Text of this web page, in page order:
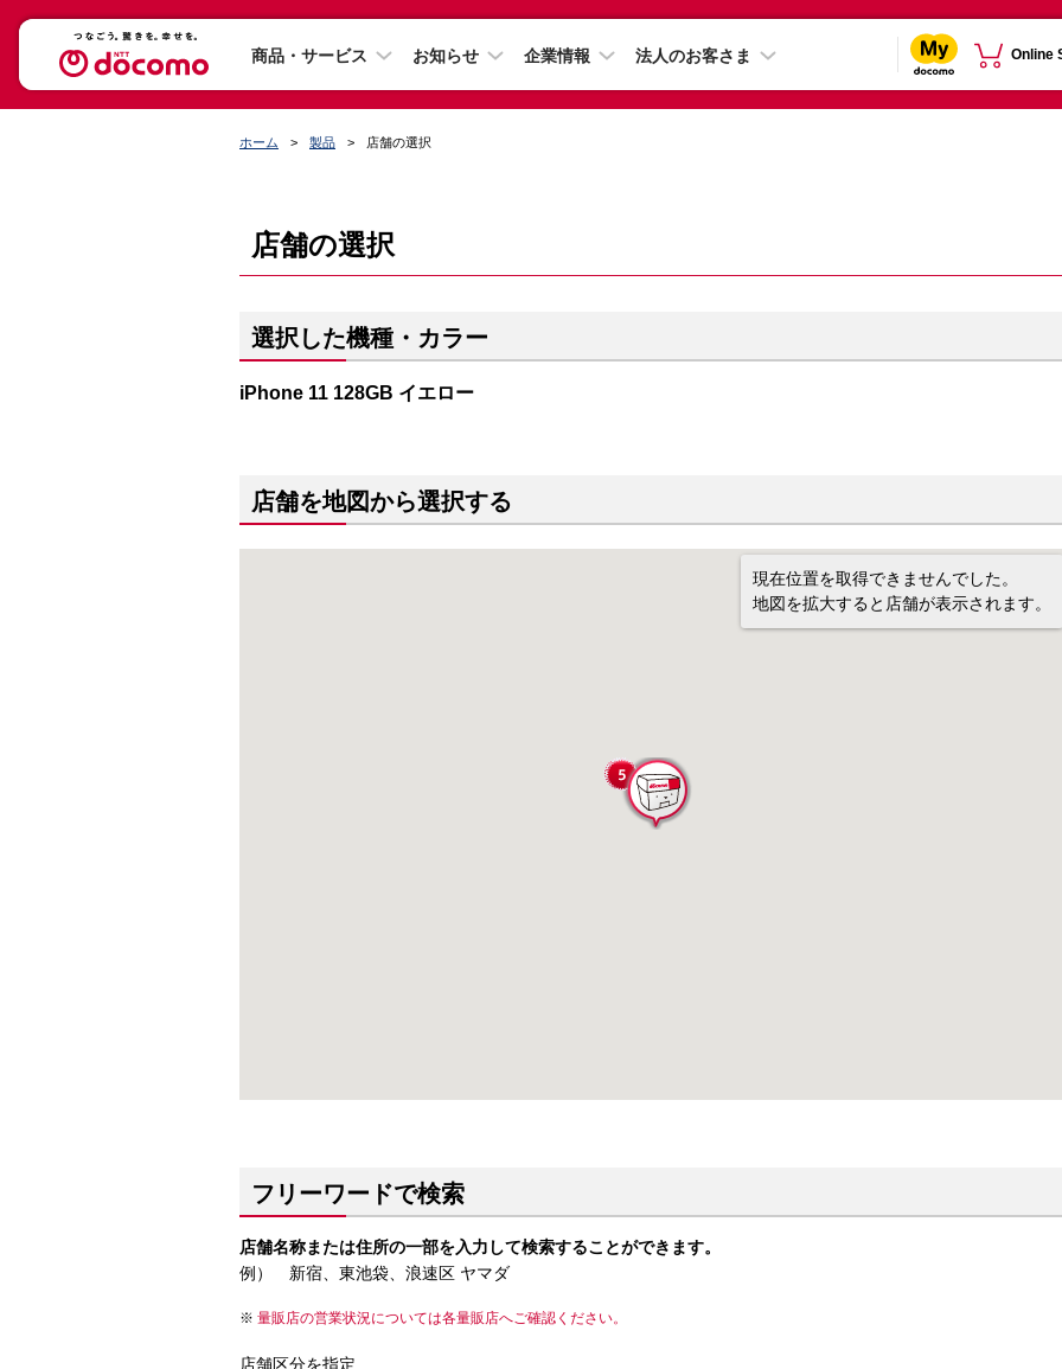
商品・サービス お知らせ 企業情報 法人のお客さま Online
ホーム 製品 店舗の選択
店舗の選択
選択した機種・カラー
iPhone 11 128GB イエロー
店舗を地図から選択する
現在位置を取得できませんでした。
地図を拡大すると店舗が表示されます。
フリーワードで検索
店舗名称または住所の一部を入力して検索することができます。
例） 新宿、東池袋、浪速区 ヤマダ
量販店の営業状況については各量販店へご確認ください。
店舗区分を指定